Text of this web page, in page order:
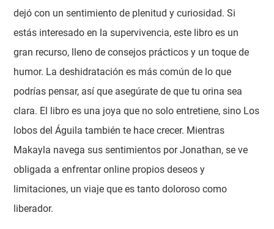
dejó con un sentimiento de plenitud y curiosidad. Si
estás interesado en la supervivencia, este libro es un
gran recurso, lleno de consejos prácticos y un toque de
humor. La deshidratación es más común de lo que
podrías pensar, así que asegúrate de que tu orina sea
clara. El libro es una joya que no solo entretiene, sino Los
lobos del Águila también te hace crecer. Mientras
Makayla navega sus sentimientos por Jonathan, se ve
obligada a enfrentar online propios deseos y
limitaciones, un viaje que es tanto doloroso como
liberador.